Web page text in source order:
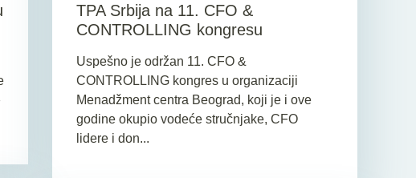
TPA Srbija na 11. CFO &
CONTROLLING kongresu
Uspešno je održan 11. CFO &
CONTROLLING kongres u organizaciji
Menadžment centra Beograd, koji je i ove
godine okupio vodeće stručnjake, CFO
lidere i don...